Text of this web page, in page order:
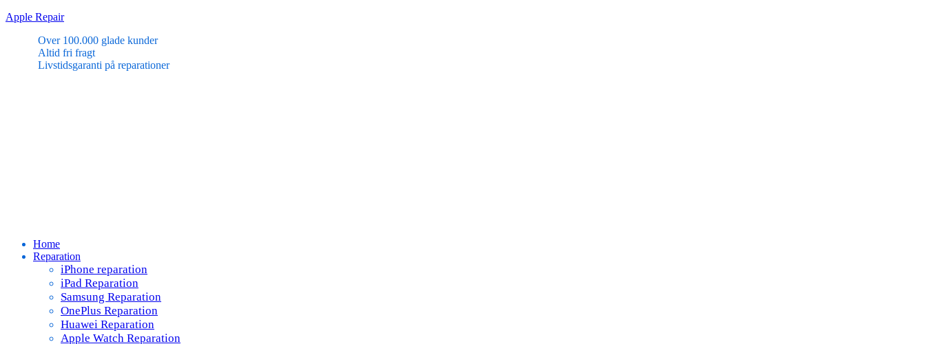
Skip
Apple Repair
Over 100.000 glade kunder
Altid fri fragt
Livstidsgaranti på reparationer
Menu
Home
Reparation
iPhone reparation
iPad Reparation
Samsung Reparation
OnePlus Reparation
Huawei Reparation
Apple Watch Reparation